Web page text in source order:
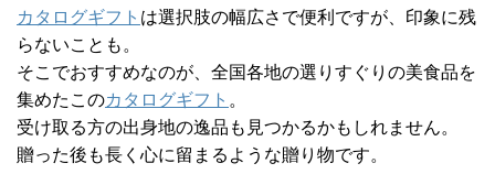
カタログギフト は選択肢の幅広さで便利ですが、印象に残
らないことも。
そこでおすすめなのが、全国各地の選りすぐりの美食品を
集めたこのカタログギフト 。
受け取る方の出身地の逸品も見つかるかもしれません。
贈った後も長く心に留まるような贈り物です。